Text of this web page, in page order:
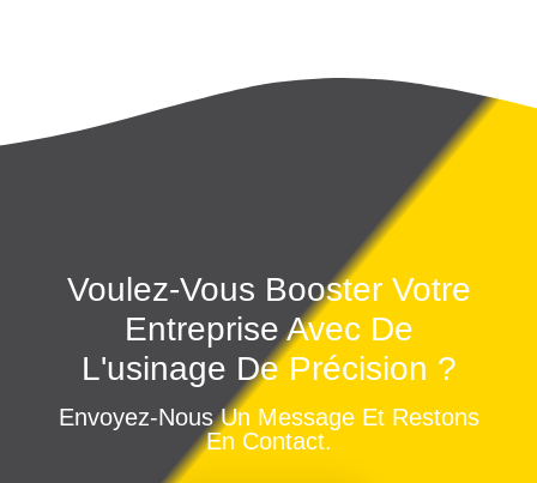
Voulez-Vous Booster Votre
Entreprise Avec De
L'usinage De Précision ?
Envoyez-Nous Un Message Et Restons
En Contact.